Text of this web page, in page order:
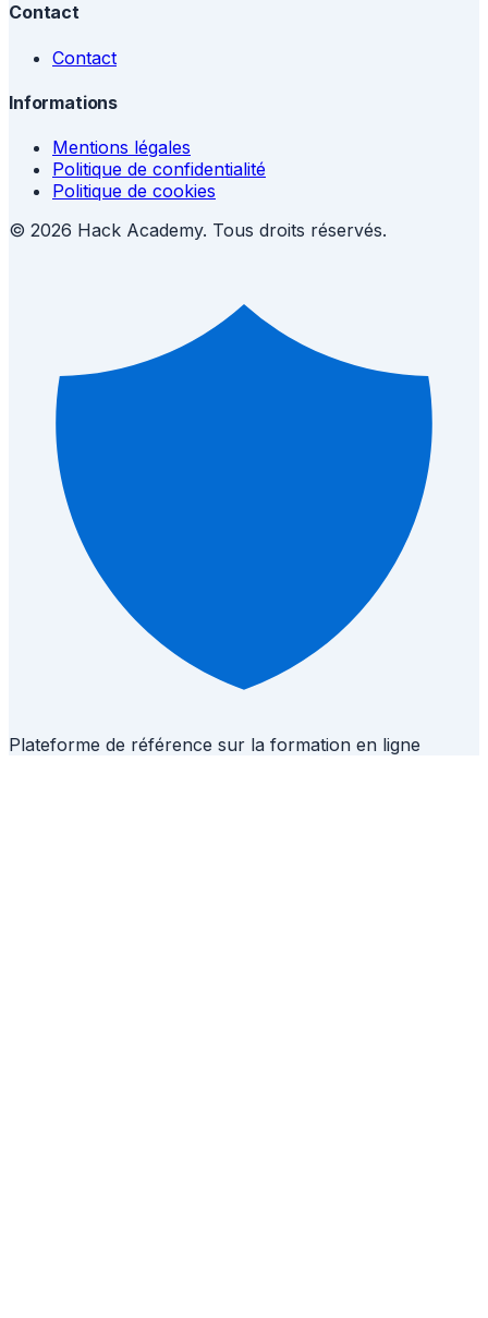
Contact
Contact
Informations
Mentions légales
Politique de confidentialité
Politique de cookies
© 2026 Hack Academy. Tous droits réservés.
Plateforme de référence sur la formation en ligne